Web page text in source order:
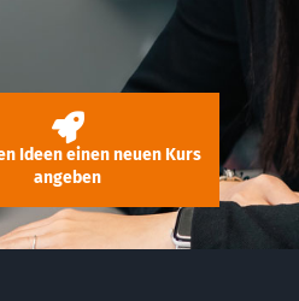
Ideen einen neuen Kurs
angeben